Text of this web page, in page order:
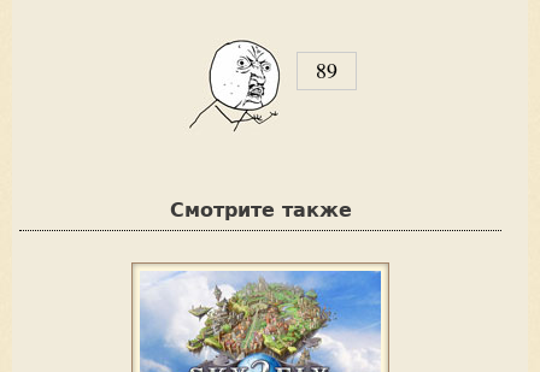
89
e
p
!
Смотрите также